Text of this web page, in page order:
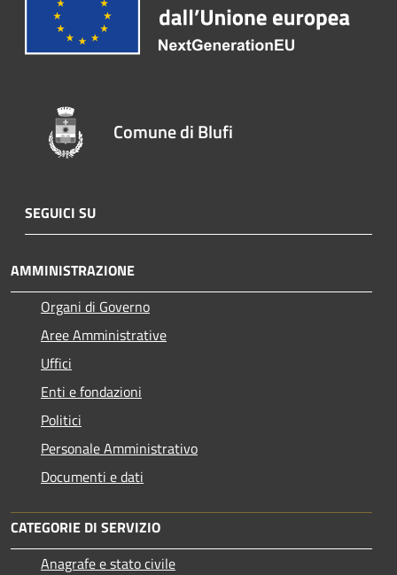
Comune di Blufi
SEGUICI SU
AMMINISTRAZIONE
Organi di Governo
Aree Amministrative
Uffici
Enti e fondazioni
Politici
Personale Amministrativo
Documenti e dati
CATEGORIE DI SERVIZIO
Anagrafe e stato civile